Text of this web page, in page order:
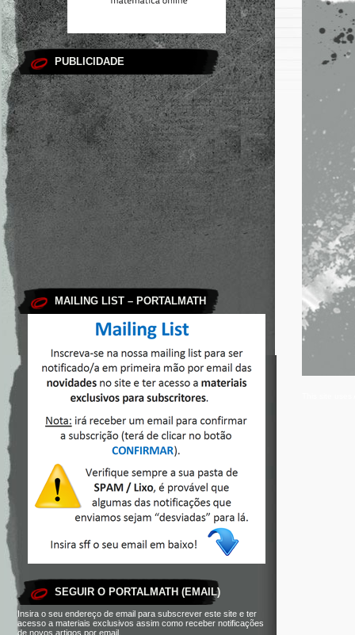
PUBLICIDADE
MAILING LIST – PORTALMATH
SEGUIR O PORTALMATH (EMAIL)
Insira o seu endereço de email para subscrever este site e ter
acesso a materiais exclusivos assim como receber notificações
de novos artigos por email.